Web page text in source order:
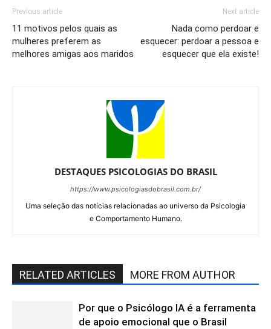
Previous article
11 motivos pelos quais as
mulheres preferem as
melhores amigas aos maridos
Next article
Nada como perdoar e
esquecer: perdoar a pessoa e
esquecer que ela existe!
DESTAQUES PSICOLOGIAS DO BRASIL
https://www.psicologiasdobrasil.com.br/
Uma seleção das notícias relacionadas ao universo da Psicologia
e Comportamento Humano.
RELATED ARTICLES MORE FROM AUTHOR
Por que o Psicólogo IA é a ferramenta
de apoio emocional que o Brasil